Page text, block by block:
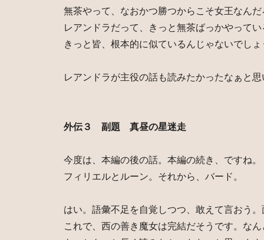
無茶やって、なおかつ勝つからこそ女王なん
レアンドラだって、きっと無茶ばっかやって
きっと皆、根本的に似ているんじゃないでしょ
レアンドラが主役の話も読みたかったなぁと思
外伝３ 副題 真昼の星迷走
今度は、本編の後の話。本編の続き、ですね。
フィリエルとルーン。それから、バード。
はい。語彙不足を自覚しつつ、敢えて言おう
これで、西の善き魔女は完結だそうです。な